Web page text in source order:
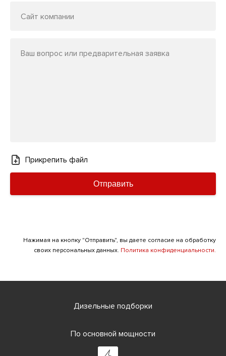
Сайт компании
Ваш вопрос или предварительная заявка
Прикрепить файл
Отправить
Нажимая на кнопку "Отправить", вы даете согласие на обработку
своих персональных данных. Политика конфиденциальности.
Дизельные подборки
По основной мощности